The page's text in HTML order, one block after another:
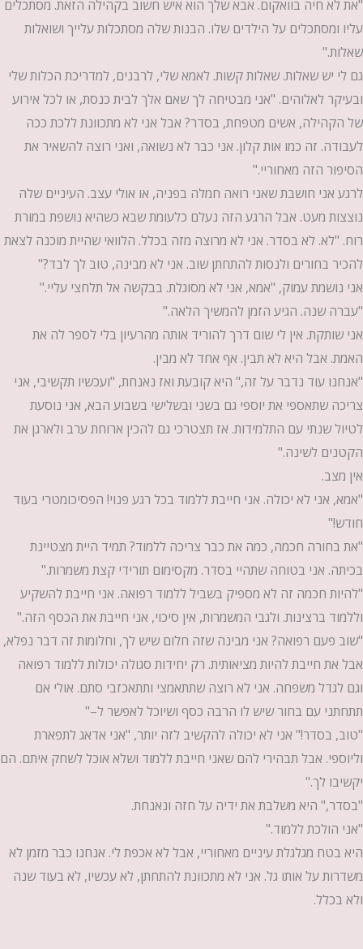
"את לא חיה בוואקום. אבא שלך הוא איש חשוב בקהילה הזאת. מסתכלים
עליו ומסתכלים על הילדים שלו. הבנות שלה מסתכלות עלייך ושואלות
שאלות."
גם לי יש שאלות. שאלות קשות. לאמא שלי, לרבנים, למדריכת הכלות שלי
ובעיקר לאלוהים. "אני מבטיחה לך שאם אלך לבית כנסת, או לכל אירוע
של הקהילה, אשים מטפחת, בסדר? אבל אני לא מתכוונת ללכת ככה
לעבודה. זה כמו אות קלון. אני כבר לא נשואה, ואני רוצה להשאיר את
הסיפור הזה מאחוריי."
לרגע אני חושבת שאני רואה חמלה בפניה, או אולי עצב. העיניים שלה
נוצצות מעט. אבל הרגע הזה נעלם כלעומת שבא כשהיא נושפת במורת
רוח. "לא. לא בסדר. אני לא מרוצה מזה בכלל. הלוואי שהיית מוכנה לצאת
להכיר בחורים ולנסות להתחתן שוב. אני לא מבינה, טוב לך לבד?"
אני נושמת עמוק, "אמא, אני לא מסוגלת. בבקשה אל תלחצי עליי."
"עברה שנה. הגיע הזמן להמשיך הלאה."
אני שותקת. אין לי שום דרך להוריד אותה מהרעיון בלי לספר לה את
האמת. אבל היא לא תבין. אף אחד לא מבין.
"אנחנו עוד נדבר על זה," היא קובעת ואז נאנחת, "ועכשיו תקשיבי, אני
צריכה שתאספי את יוספי גם בשני ובשלישי בשבוע הבא, אני נוסעת
לטיול שנתי עם התלמידות. אז תצטרכי גם להכין ארוחת ערב ולארגן את
הקטנים לשינה."
אין מצב.
"אמא, אני לא יכולה. אני חייבת ללמוד בכל רגע פנוי! הפסיכומטרי בעוד
חודש!"
"את בחורה חכמה, כמה את כבר צריכה ללמוד? תמיד היית מצטיינת
בכיתה. אני בטוחה שתהיי בסדר. מקסימום תורידי קצת משמרות."
"להיות חכמה זה לא מספיק בשביל ללמוד רפואה. אני חייבת להשקיע
וללמוד ברצינות. ולגבי המשמרות, אין סיכוי, אני חייבת את הכסף הזה."
"שוב פעם רפואה? אני מבינה שזה חלום שיש לך, וחלומות זה דבר נפלא,
אבל את חייבת להיות מציאותית. רק יחידות סגולה יכולות ללמוד רפואה
וגם לגדל משפחה. אני לא רוצה שתתאמצי ותתאכזבי סתם. אולי אם
תתחתני עם בחור שיש לו הרבה כסף ושיוכל לאפשר ל–"
"טוב, בסדר!" אני לא יכולה להקשיב לזה יותר, "אני אדאג לתפארת
וליוספי. אבל תבהירי להם שאני חייבת ללמוד ושלא אוכל לשחק איתם. הם
יקשיבו לך."
"בסדר," היא משלבת את ידיה על חזה ונאנחת.
"אני הולכת ללמוד."
היא בטח מגלגלת עיניים מאחוריי, אבל לא אכפת לי. אנחנו כבר מזמן לא
משדרות על אותו גל. אני לא מתכוונת להתחתן, לא עכשיו, לא בעוד שנה
ולא בכלל.